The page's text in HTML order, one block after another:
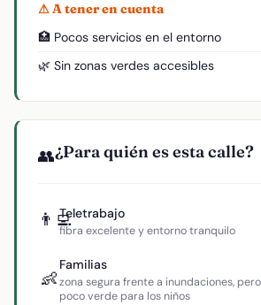
⚠ A tener en cuenta
🏥 Pocos servicios en el entorno
🌿 Sin zonas verdes accesibles
👥¿Para quién es esta calle?
👨‍💻Teletrabajo
fibra excelente y entorno tranquilo
👶
Familias
zona segura frente a inundaciones, pero
poco verde para los niños